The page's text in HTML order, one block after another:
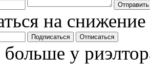
на
больше у